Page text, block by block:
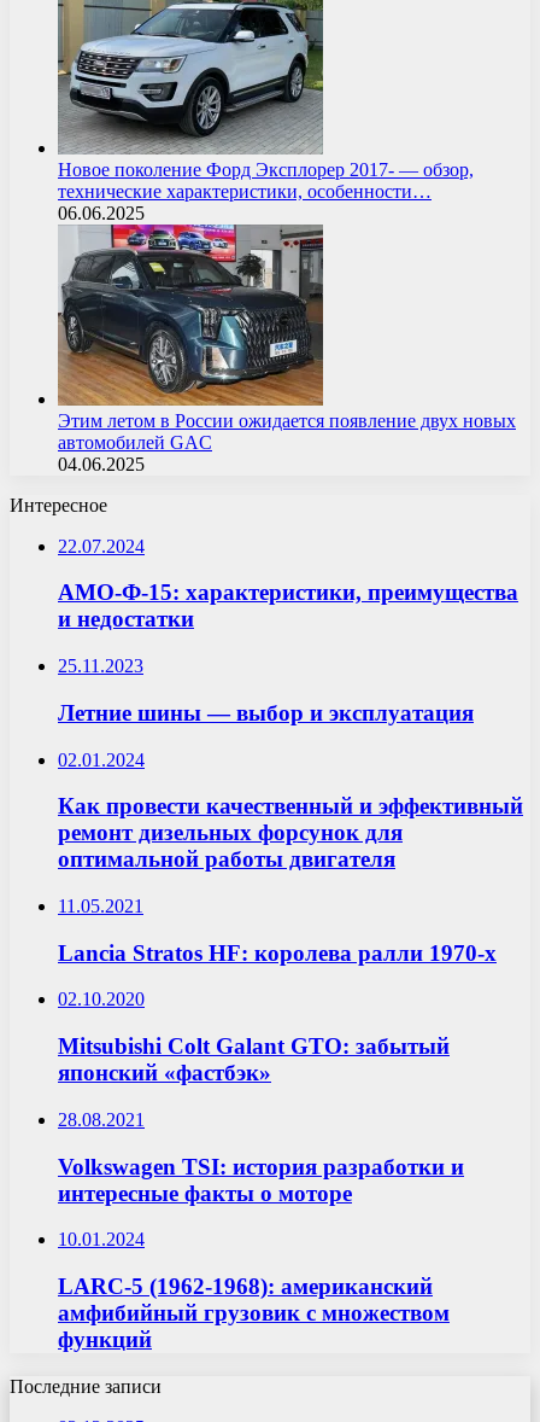
Новое поколение Форд Эксплорер 2017- — обзор,
технические характеристики, особенности…
06.06.2025
Этим летом в России ожидается появление двух новых
автомобилей GAC
04.06.2025
Интересное
22.07.2024
АМО-Ф-15: характеристики, преимущества
и недостатки
25.11.2023
Летние шины — выбор и эксплуатация
02.01.2024
Как провести качественный и эффективный
ремонт дизельных форсунок для
оптимальной работы двигателя
11.05.2021
Lancia Stratos HF: королева ралли 1970-х
02.10.2020
Mitsubishi Colt Galant GTO: забытый
японский «фастбэк»
28.08.2021
Volkswagen TSI: история разработки и
интересные факты о моторе
10.01.2024
LARC-5 (1962-1968): американский
амфибийный грузовик с множеством
функций
Последние записи